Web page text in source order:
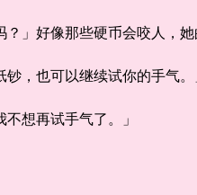
好像那些硬币会咬人，她
，也可以继续试你的手气。
想再试手气了。」